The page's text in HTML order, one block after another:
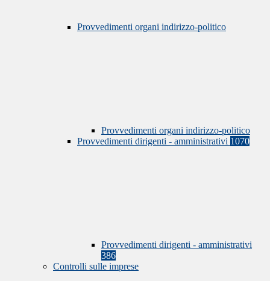
Provvedimenti organi indirizzo-politico
Provvedimenti organi indirizzo-politico
Provvedimenti dirigenti - amministrativi 1070
Provvedimenti dirigenti - amministrativi
386
Controlli sulle imprese